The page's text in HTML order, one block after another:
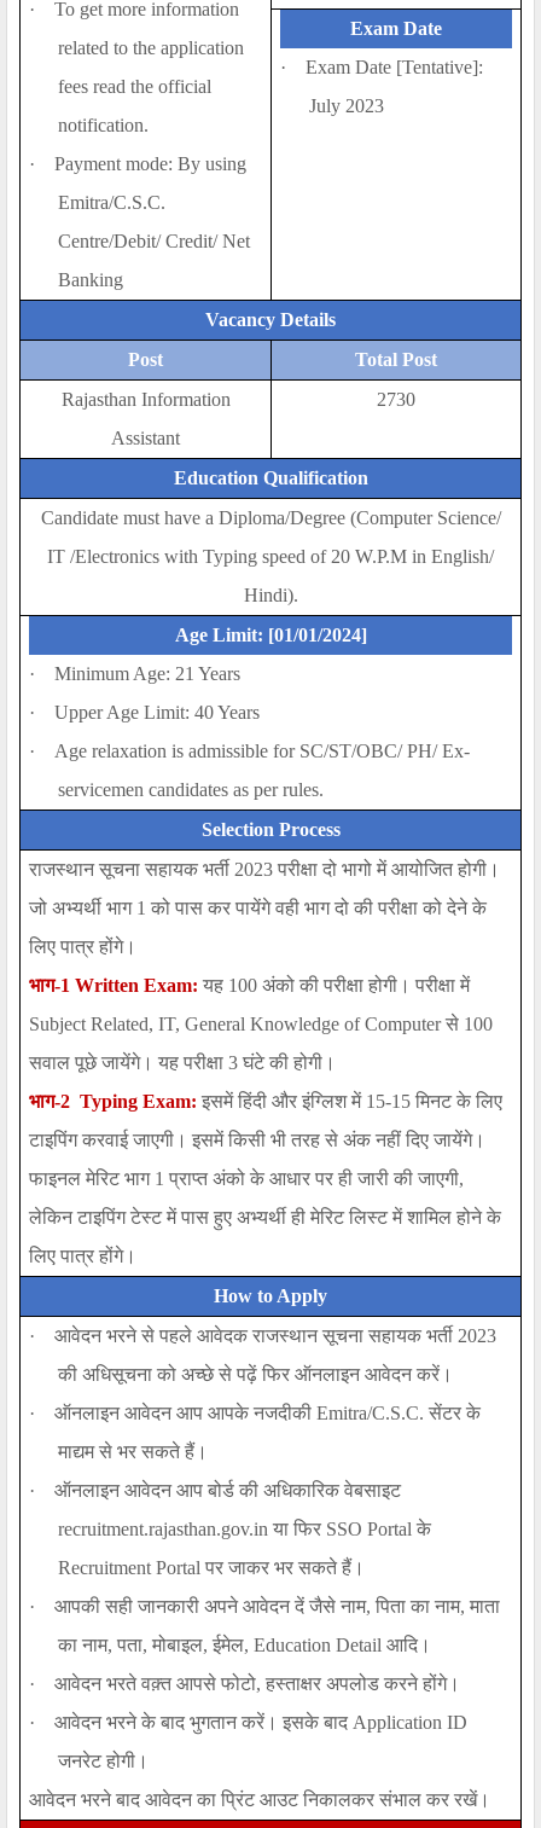
·
To get more information
related to the application
fees read the official
notification.
·
Payment mode: By using
Emitra/C.S.C.
Centre/Debit/ Credit/ Net
Banking
Exam Date
·
Exam Date [Tentative]:
July 2023
Vacancy Details
Post
Total Post
Rajasthan Information
Assistant
2730
Education Qualification
Candidate must have a Diploma/Degree (Computer Science/
IT /Electronics with Typing speed of 20 W.P.M in English/
Hindi).
Age Limit: [01/01/2024]
·
Minimum Age: 21 Years
·
Upper Age Limit: 40 Years
·
Age relaxation is admissible for SC/ST/OBC/ PH/ Ex-
servicemen candidates as per rules.
Selection Process
राजस्थान सूचना सहायक भर्ती 2023 परीक्षा दो भागो में आयोजित होगी।
जो अभ्यर्थी भाग 1 को पास कर पायेंगे वही भाग दो की परीक्षा को देने के
लिए पात्र होंगे।
भाग-1 Written Exam: यह 100 अंको की परीक्षा होगी। परीक्षा में
Subject Related, IT, General Knowledge of Computer से 100
सवाल पूछे जायेंगे। यह परीक्षा 3 घंटे की होगी।
भाग-2 Typing Exam: इसमें हिंदी और इंग्लिश में 15-15 मिनट के लिए
टाइपिंग करवाई जाएगी। इसमें किसी भी तरह से अंक नहीं दिए जायेंगे।
फाइनल मेरिट भाग 1 प्राप्त अंको के आधार पर ही जारी की जाएगी,
लेकिन टाइपिंग टेस्ट में पास हुए अभ्यर्थी ही मेरिट लिस्ट में शामिल होने के
लिए पात्र होंगे।
How to Apply
·
आवेदन भरने से पहले आवेदक राजस्थान सूचना सहायक भर्ती 2023
की अधिसूचना को अच्छे से पढ़ें फिर ऑनलाइन आवेदन करें।
·
ऑनलाइन आवेदन आप आपके नजदीकी Emitra/C.S.C. सेंटर के
माद्यम से भर सकते हैं।
·
ऑनलाइन आवेदन आप बोर्ड की अधिकारिक वेबसाइट
recruitment.rajasthan.gov.in या फिर SSO Portal के
Recruitment Portal पर जाकर भर सकते हैं।
·
आपकी सही जानकारी अपने आवेदन दें जैसे नाम, पिता का नाम, माता
का नाम, पता, मोबाइल, ईमेल, Education Detail आदि।
·
आवेदन भरते वक़्त आपसे फोटो, हस्ताक्षर अपलोड करने होंगे।
·
आवेदन भरने के बाद भुगतान करें। इसके बाद Application ID
जनरेट होगी।
आवेदन भरने बाद आवेदन का प्रिंट आउट निकालकर संभाल कर रखें।